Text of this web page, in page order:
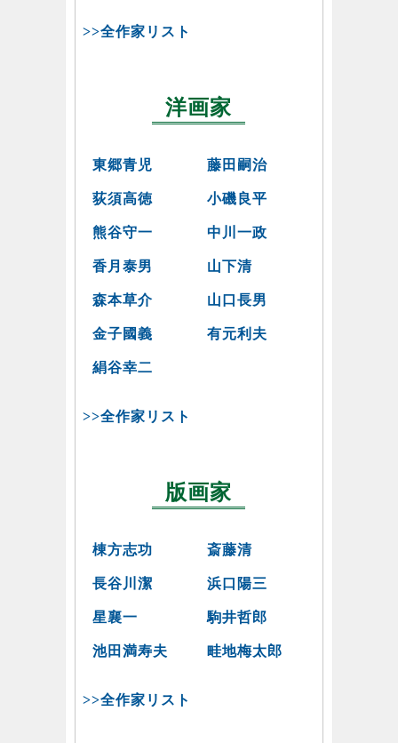
>>全作家リスト
洋画家
東郷青児 藤田嗣治
荻須高徳 小磯良平
熊谷守一 中川一政
香月泰男 山下清
森本草介 山口長男
金子國義 有元利夫
絹谷幸二
>>全作家リスト
版画家
棟方志功 斎藤清
長谷川潔 浜口陽三
星襄一 駒井哲郎
池田満寿夫 畦地梅太郎
>>全作家リスト